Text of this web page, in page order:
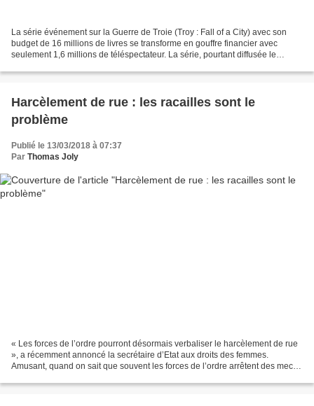
La série événement sur la Guerre de Troie (Troy : Fall of a City) avec son
budget de 16 millions de livres se transforme en gouffre financier avec
seulement 1,6 millions de téléspectateur. La série, pourtant diffusée le
Harcèlement de rue : les racailles sont le
problème
Publié le 13/03/2018 à 07:37
Par Thomas Joly
« Les forces de l’ordre pourront désormais verbaliser le harcèlement de rue
», a récemment annoncé la secrétaire d’Etat aux droits des femmes.
Amusant, quand on sait que souvent les forces de l’ordre arrêtent des mecs